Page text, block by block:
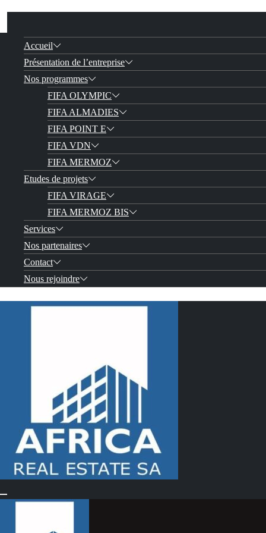
Accueil
Présentation de l’entreprise
Nos programmes
FIFA OLYMPIC
FIFA ALMADIES
FIFA POINT E
FIFA VDN
FIFA MERMOZ
Etudes de projets
FIFA VIRAGE
FIFA MERMOZ BIS
Services
Nos partenaires
Contact
Nous rejoindre